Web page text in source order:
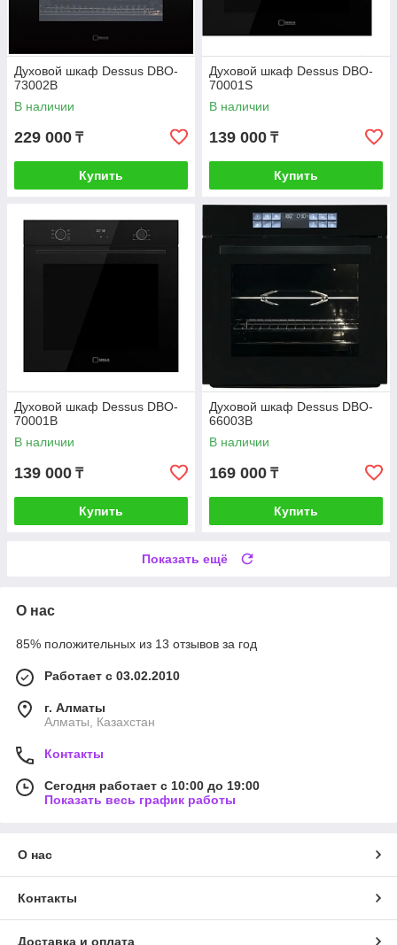
Духовой шкаф Dessus DBO-
73002B
В наличии
229 000 ₸
Купить
Духовой шкаф Dessus DBO-
70001S
В наличии
139 000 ₸
Купить
Духовой шкаф Dessus DBO-
70001B
В наличии
139 000 ₸
Купить
Духовой шкаф Dessus DBO-
66003B
В наличии
169 000 ₸
Купить
Показать ещё
О нас
85% положительных из 13 отзывов за год
Работает с 03.02.2010
г. Алматы
Алматы, Казахстан
Контакты
Сегодня работает с 10:00 до 19:00
Показать весь график работы
О нас
Контакты
Доставка и оплата